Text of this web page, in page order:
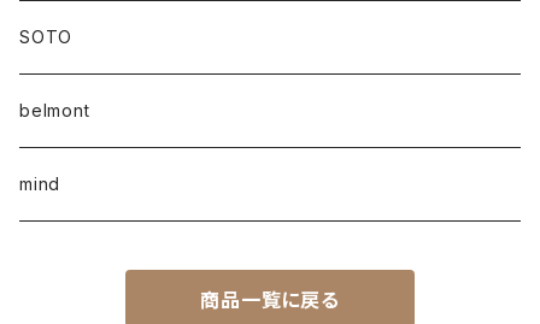
SOTO
belmont
mind
商品一覧に戻る